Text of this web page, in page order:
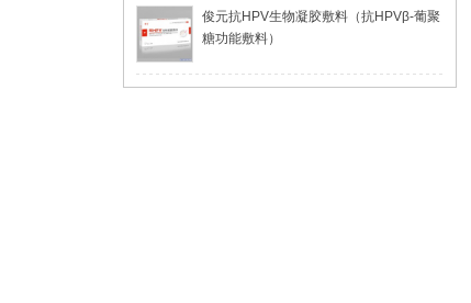
俊元抗HPV生物凝胶敷料（抗HPVβ-葡聚
糖功能敷料）